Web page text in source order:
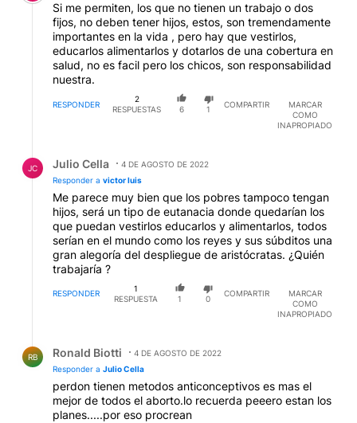
Si me permiten, los que no tienen un trabajo o dos
fijos, no deben tener hijos, estos, son tremendamente
importantes en la vida , pero hay que vestirlos,
educarlos alimentarlos y dotarlos de una cobertura en
salud, no es facil pero los chicos, son responsabilidad
nuestra.
RESPONDER
2
RESPUESTAS
6 1
COMPARTIR
MARCAR
COMO
INAPROPIADO
JC Julio Cella
4 DE AGOSTO DE 2022
Responder a victor luis
Me parece muy bien que los pobres tampoco tengan
hijos, será un tipo de eutanacia donde quedarían los
que puedan vestirlos educarlos y alimentarlos, todos
serían en el mundo como los reyes y sus súbditos una
gran alegoría del despliegue de aristócratas. ¿Quién
trabajaría ?
RESPONDER
1
RESPUESTA
1 0
COMPARTIR
MARCAR
COMO
INAPROPIADO
RB Ronald Biotti
4 DE AGOSTO DE 2022
Responder a Julio Cella
perdon tienen metodos anticonceptivos es mas el
mejor de todos el aborto.lo recuerda peeero estan los
planes.....por eso procrean